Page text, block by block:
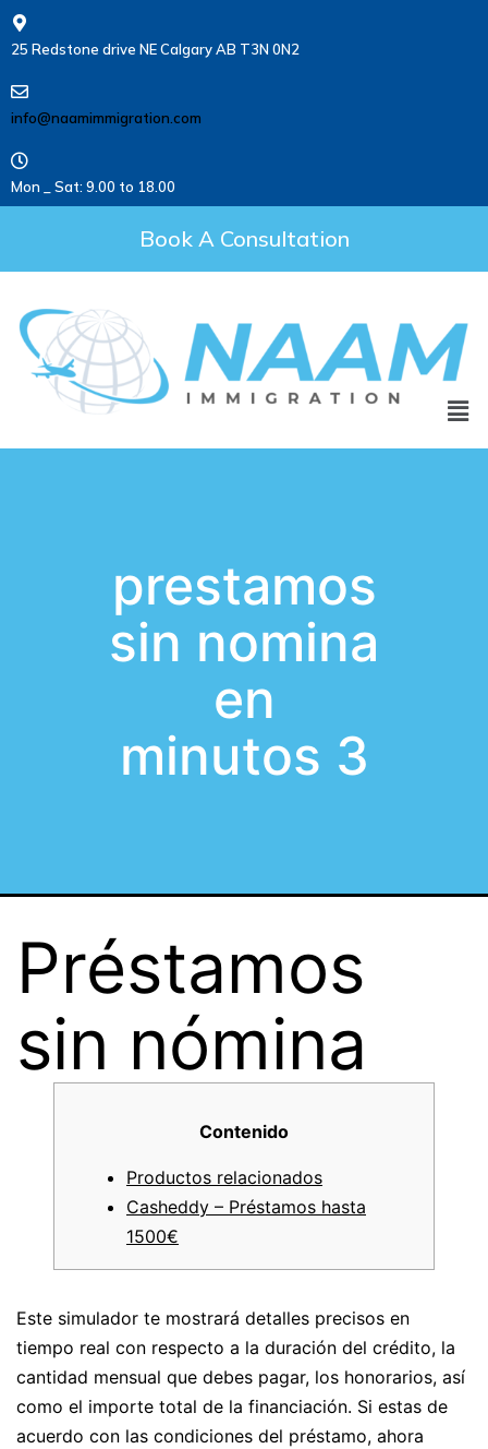
25 Redstone drive NE Calgary AB T3N 0N2
info@naamimmigration.com
Mon _ Sat: 9.00 to 18.00
Book A Consultation
prestamos
sin nomina
en
minutos 3
Préstamos
sin nómina
Contenido
Productos relacionados
Casheddy – Préstamos hasta
1500€
Este simulador te mostrará detalles precisos en
tiempo real con respecto a la duración del crédito, la
cantidad mensual que debes pagar, los honorarios, así
como el importe total de la financiación. Si estas de
acuerdo con las condiciones del préstamo, ahora